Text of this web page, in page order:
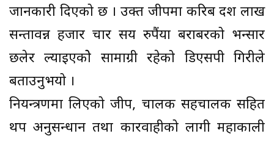
जानकारी दिएको छ । उक्त जीपमा करिब दश लाख
सन्तावन्न हजार चार सय रुपैंया बराबरको भन्सार
छलेर ल्याइएकोे सामाग्री रहेको डिएसपी गिरीले
बताउनुभयो ।
नियन्त्रणमा लिएको जीप, चालक सहचालक सहित
थप अनुसन्धान तथा कारवाहीको लागी महाकाली